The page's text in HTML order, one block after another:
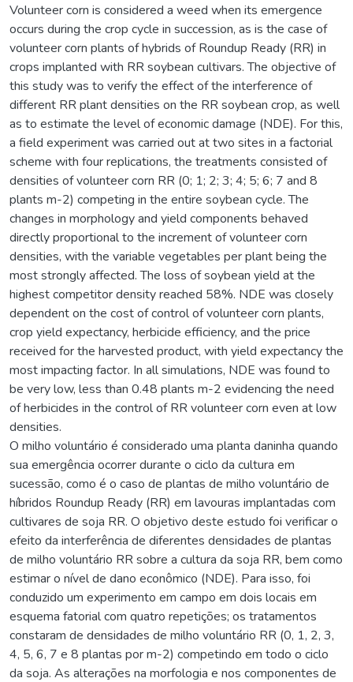
Volunteer corn is considered a weed when its emergence
occurs during the crop cycle in succession, as is the case of
volunteer corn plants of hybrids of Roundup Ready (RR) in
crops implanted with RR soybean cultivars. The objective of
this study was to verify the effect of the interference of
different RR plant densities on the RR soybean crop, as well
as to estimate the level of economic damage (NDE). For this,
a field experiment was carried out at two sites in a factorial
scheme with four replications, the treatments consisted of
densities of volunteer corn RR (0; 1; 2; 3; 4; 5; 6; 7 and 8
plants m-2) competing in the entire soybean cycle. The
changes in morphology and yield components behaved
directly proportional to the increment of volunteer corn
densities, with the variable vegetables per plant being the
most strongly affected. The loss of soybean yield at the
highest competitor density reached 58%. NDE was closely
dependent on the cost of control of volunteer corn plants,
crop yield expectancy, herbicide efficiency, and the price
received for the harvested product, with yield expectancy the
most impacting factor. In all simulations, NDE was found to
be very low, less than 0.48 plants m-2 evidencing the need
of herbicides in the control of RR volunteer corn even at low
densities.
O milho voluntário é considerado uma planta daninha quando
sua emergência ocorrer durante o ciclo da cultura em
sucessão, como é o caso de plantas de milho voluntário de
híbridos Roundup Ready (RR) em lavouras implantadas com
cultivares de soja RR. O objetivo deste estudo foi verificar o
efeito da interferência de diferentes densidades de plantas
de milho voluntário RR sobre a cultura da soja RR, bem como
estimar o nível de dano econômico (NDE). Para isso, foi
conduzido um experimento em campo em dois locais em
esquema fatorial com quatro repetições; os tratamentos
constaram de densidades de milho voluntário RR (0, 1, 2, 3,
4, 5, 6, 7 e 8 plantas por m-2) competindo em todo o ciclo
da soja. As alterações na morfologia e nos componentes de